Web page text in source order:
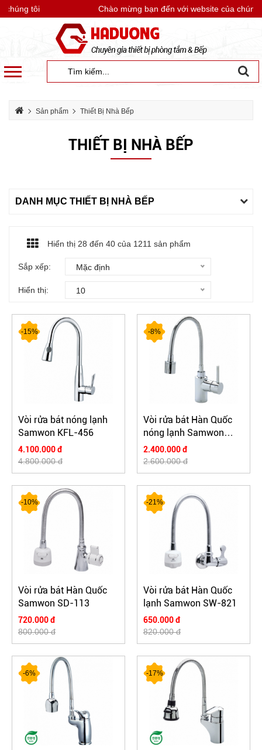
tôi Chào mừng bạn đến với website của chúng tôi
Sản phẩm Thiết Bị Nhà Bếp
THIẾT BỊ NHÀ BẾP
DANH MỤC THIẾT BỊ NHÀ BẾP
Hiển thị 28 đến 40 của 1211 sản phẩm
Sắp xếp: Mặc định
Hiển thị: 10
-15%
Vòi rửa bát nóng lạnh
Samwon KFL-456
4.100.000 đ
4.800.000 đ
-8%
Vòi rửa bát Hàn Quốc
nóng lạnh Samwon
NSS-276
2.400.000 đ
2.600.000 đ
-10%
Vòi rửa bát Hàn Quốc
Samwon SD-113
720.000 đ
800.000 đ
-21%
Vòi rửa bát Hàn Quốc
lạnh Samwon SW-821
650.000 đ
820.000 đ
-6% -17%